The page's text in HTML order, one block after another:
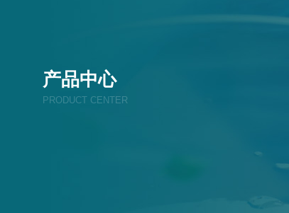
产品中心
PRODUCT CENTER